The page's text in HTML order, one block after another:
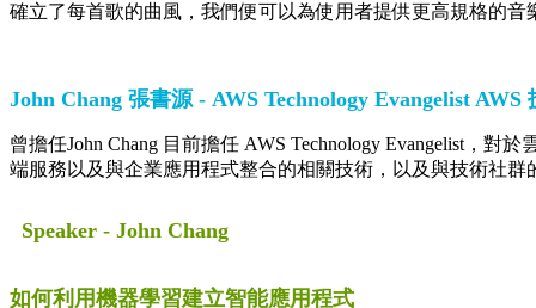
確立了每首歌的曲風，我們便可以為使用者提供更高規格的
John Chang 張書源 - AWS Technology Evangelist AWS
曾擔任John Chang 目前擔任 AWS Technology Evangelist，
端服務以及與企業應用程式整合的相關技術，以及與技術社群
Speaker - John Chang
如何利用機器學習建立智能應用程式